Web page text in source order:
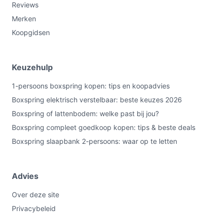
Reviews
Merken
Koopgidsen
Keuzehulp
1-persoons boxspring kopen: tips en koopadvies
Boxspring elektrisch verstelbaar: beste keuzes 2026
Boxspring of lattenbodem: welke past bij jou?
Boxspring compleet goedkoop kopen: tips & beste deals
Boxspring slaapbank 2-persoons: waar op te letten
Advies
Over deze site
Privacybeleid